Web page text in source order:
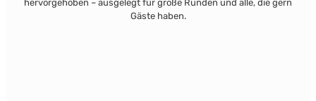
hervorgehoben – ausgelegt für große Runden und alle, die gern
Gäste haben.